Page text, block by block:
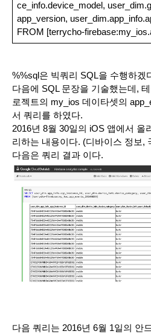
ce_info.device_model,
app_version,
FROM [terrycho-
%%sql은 빅쿼리 SQL을 수행하겠
다음에 SQL 문장을 기술했는데,
로젝트의 my_ios 데이타셋의
서 쿼리를 하였다.
2016년 8월 30일의 iOS 앱에서 올
리하는 내용이다. (디바이스 정보,
다음은 쿼리 결과 이다.
다음 쿼리는 2016년 6월 1일의 안